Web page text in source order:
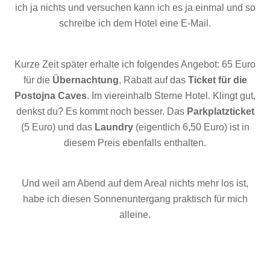
ich ja nichts und versuchen kann ich es ja einmal und so
schreibe ich dem Hotel eine E-Mail.
Kurze Zeit später erhalte ich folgendes Angebot: 65 Euro
für die Übernachtung, Rabatt auf das Ticket für die
Postojna Caves. Im viereinhalb Sterne Hotel. Klingt gut,
denkst du? Es kommt noch besser. Das Parkplatzticket
(5 Euro) und das Laundry(eigentlich 6,50 Euro) ist in
diesem Preis ebenfalls enthalten.
Und weil am Abend auf dem Areal nichts mehr los ist,
habe ich diesen Sonnenuntergang praktisch für mich
alleine.